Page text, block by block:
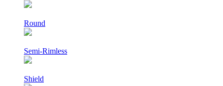
Round
Semi-Rimless
Shield